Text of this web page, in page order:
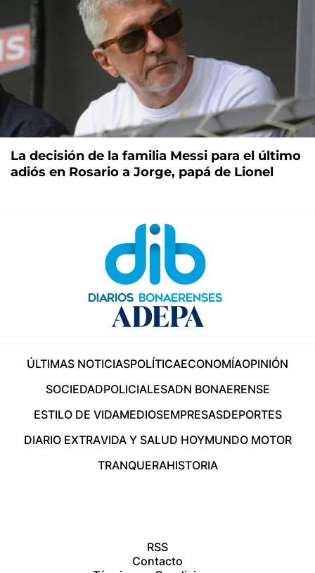
La decisión de la familia Messi para el último
adiós en Rosario a Jorge, papá de Lionel
ÚLTIMAS NOTICIASPOLÍTICAECONOMÍAOPINIÓN
SOCIEDADPOLICIALESADN BONAERENSE
ESTILO DE VIDAMEDIOSEMPRESASDEPORTES
DIARIO EXTRAVIDA Y SALUD HOYMUNDO MOTOR
TRANQUERAHISTORIA
RSS
Contacto